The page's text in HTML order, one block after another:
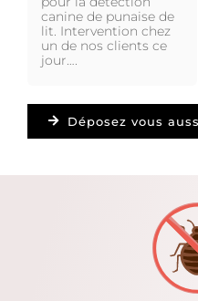
canine de punaise de
lit. Intervention chez
un de nos clients ce
jour….
Déposez vous